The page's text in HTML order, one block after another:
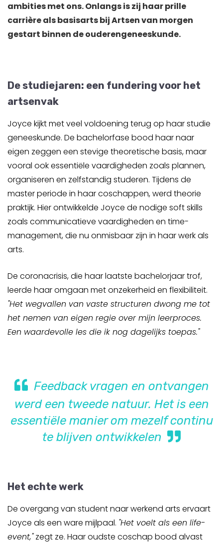
ambities met ons. Onlangs is zij haar prille
carrière als basisarts bij Artsen van morgen
gestart binnen de ouderengeneeskunde.
De studiejaren: een fundering voor het
artsenvak
Joyce kijkt met veel voldoening terug op haar studie
geneeskunde. De bachelorfase bood haar naar
eigen zeggen een stevige theoretische basis, maar
vooral ook essentiële vaardigheden zoals plannen,
organiseren en zelfstandig studeren. Tijdens de
master periode in haar coschappen, werd theorie
praktijk. Hier ontwikkelde Joyce de nodige soft skills
zoals communicatieve vaardigheden en time-
management, die nu onmisbaar zijn in haar werk als
arts.
De coronacrisis, die haar laatste bachelorjaar trof,
leerde haar omgaan met onzekerheid en flexibiliteit.
"Het wegvallen van vaste structuren dwong me tot
het nemen van eigen regie over mijn leerproces.
Een waardevolle les die ik nog dagelijks toepas."
Feedback vragen en ontvangen
werd een tweede natuur. Het is een
essentiële manier om mezelf continu
te blijven ontwikkelen
Het echte werk
De overgang van student naar werkend arts ervaart
Joyce als een ware mijlpaal. "Het voelt als een life-
event,"zegt ze. Haar oudste coschap bood alvast